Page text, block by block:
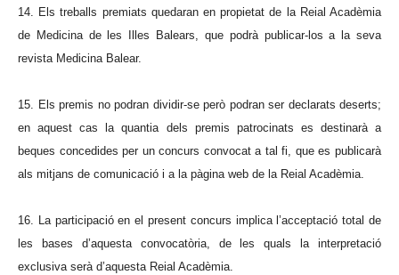
14. Els treballs premiats quedaran en propietat de la Reial Acadèmia
de Medicina de les Illes Balears, que podrà publicar-los a la seva
revista Medicina Balear.
15. Els premis no podran dividir-se però podran ser declarats deserts;
en aquest cas la quantia dels premis patrocinats es destinarà a
beques concedides per un concurs convocat a tal fi, que es publicarà
als mitjans de comunicació i a la pàgina web de la Reial Acadèmia.
16. La participació en el present concurs implica l’acceptació total de
les bases d’aquesta convocatòria, de les quals la interpretació
exclusiva serà d’aquesta Reial Acadèmia.